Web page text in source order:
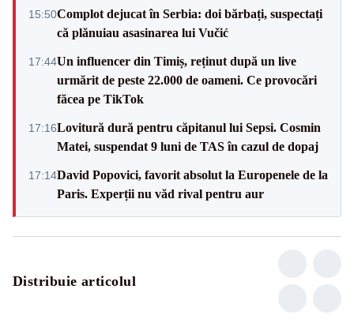
15:50Complot dejucat în Serbia: doi bărbați, suspectați
că plănuiau asasinarea lui Vučić
17:44Un influencer din Timiș, reținut după un live
urmărit de peste 22.000 de oameni. Ce provocări
făcea pe TikTok
17:16Lovitură dură pentru căpitanul lui Sepsi. Cosmin
Matei, suspendat 9 luni de TAS în cazul de dopaj
17:14David Popovici, favorit absolut la Europenele de la
Paris. Experții nu văd rival pentru aur
Distribuie articolul